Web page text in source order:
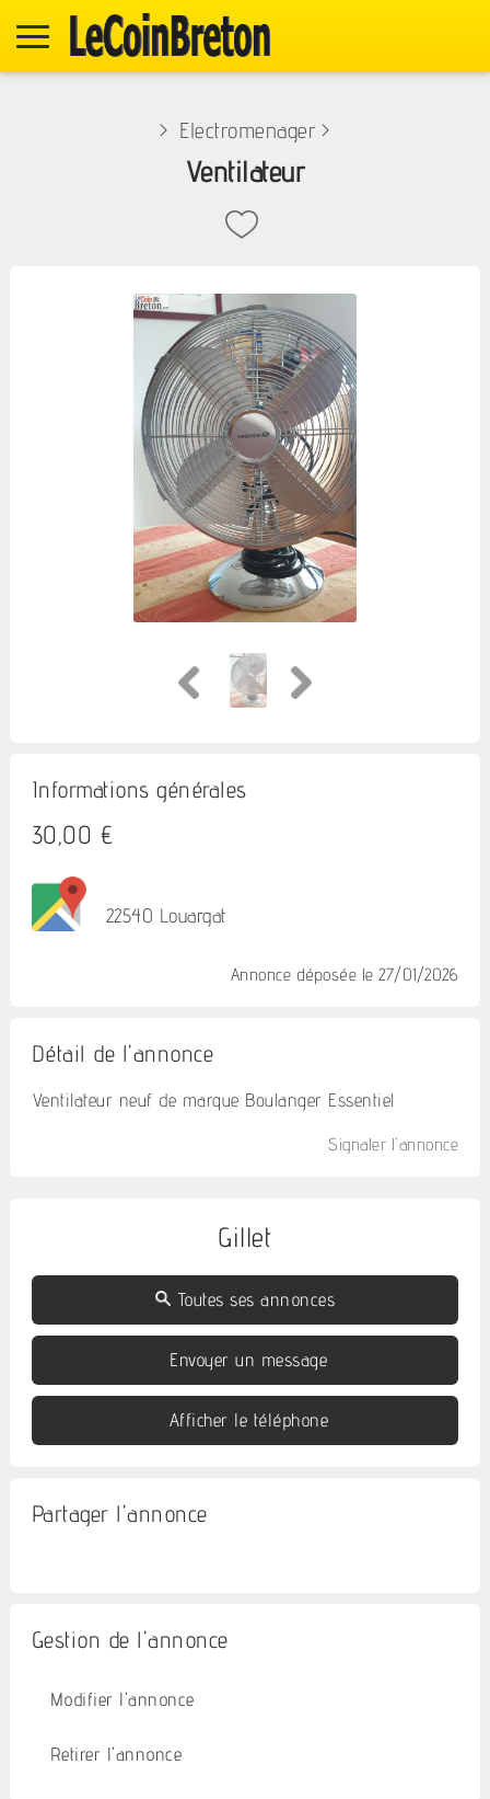
> Electromenager >
Ventilateur
Informations générales
30,00 €
22540 Louargat
Annonce déposée le 27/01/2026
Détail de l'annonce
Ventilateur neuf de marque Boulanger Essentiel
Signaler l'annonce
Gillet
Toutes ses annonces
Envoyer un message
Afficher le téléphone
Partager l'annonce
Gestion de l'annonce
Modifier l'annonce
Retirer l'annonce